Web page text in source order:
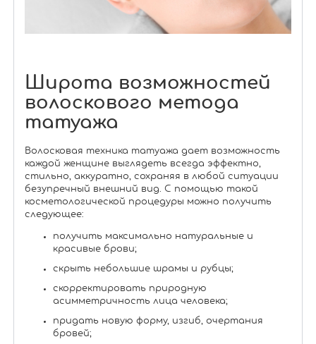
Широта возможностей
волоскового метода
татуажа
Волосковая техника татуажа дает возможность
каждой женщине выглядеть всегда эффектно,
стильно, аккуратно, сохраняя в любой ситуации
безупречный внешний вид. С помощью такой
косметологической процедуры можно получить
следующее:
получить максимально натуральные и
красивые брови;
скрыть небольшие шрамы и рубцы;
скорректировать природную
асимметричность лица человека;
придать новую форму, изгиб, очертания
бровей;